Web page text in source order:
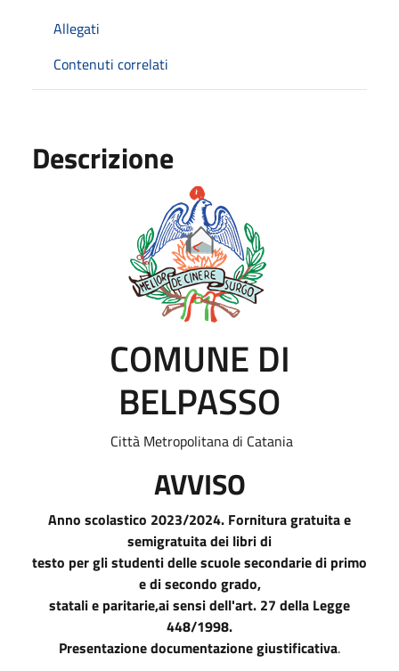
Allegati
Contenuti correlati
Descrizione
COMUNE DI
BELPASSO
Città Metropolitana di Catania
AVVISO
Anno scolastico 2023/2024. Fornitura gratuita e
semigratuita dei libri di
testo per gli studenti delle scuole secondarie di primo
e di secondo grado,
statali e paritarie,ai sensi dell'art. 27 della Legge
448/1998.
Presentazione documentazione giustificativa.